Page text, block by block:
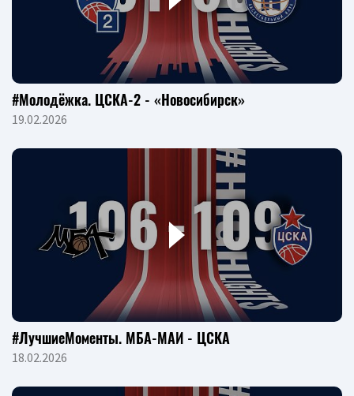
#Молодёжка. ЦСКА-2 - «Новосибирск»
19.02.2026
#ЛучшиеМоменты. МБА-МАИ - ЦСКА
18.02.2026